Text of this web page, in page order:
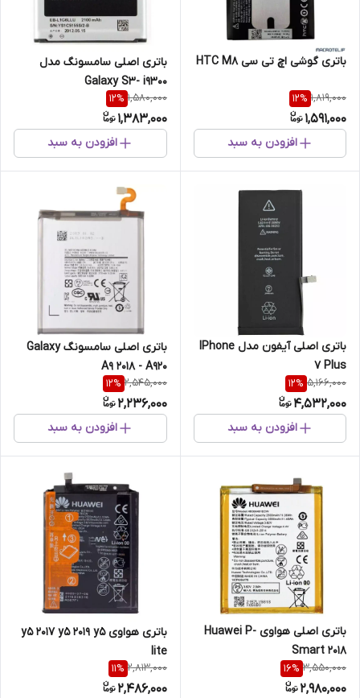
باتری گوشی اچ تی سی HTC M8
1,819,000
12%
1,591,000
افزودن به سبد
باتری اصلی سامسونگ مدل
Galaxy S3- i9300
1,580,000
12%
1,383,000
افزودن به سبد
باتری اصلی آیفون مدل IPhone
7 Plus
5,166,000
12%
4,532,000
افزودن به سبد
باتری اصلی سامسونگ Galaxy
A9 2018 - A920
2,545,000
12%
2,236,000
افزودن به سبد
باتری اصلی هواوی Huawei P-
Smart 2018
3,550,000
16%
2,980,000
باتری هواوی y5 2017 y5 2019 y5
lite
2,813,000
11%
2,486,000